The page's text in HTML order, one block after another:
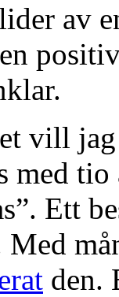
av
vill
tio
Ett
den.